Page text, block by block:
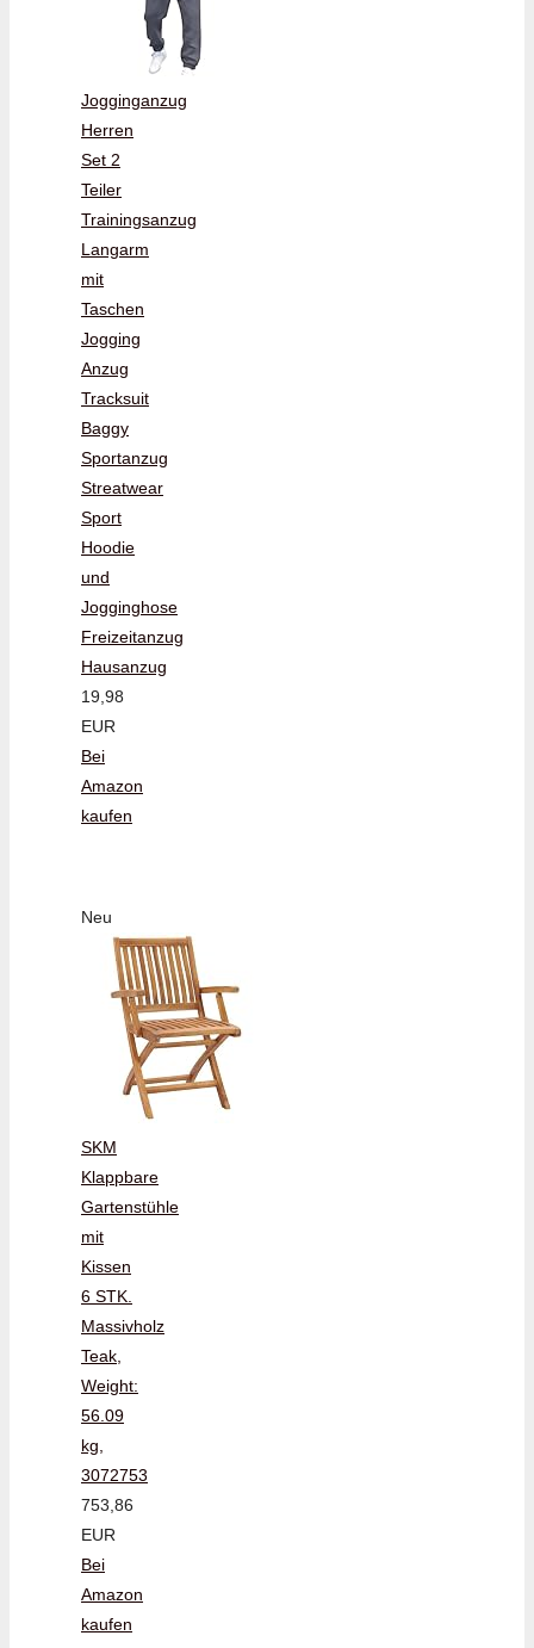
Jogginganzug
Herren
Set 2
Teiler
Trainingsanzug
Langarm
mit
Taschen
Jogging
Anzug
Tracksuit
Baggy
Sportanzug
Streatwear
Sport
Hoodie
und
Jogginghose
Freizeitanzug
Hausanzug
19,98
EUR
Bei
Amazon
kaufen
Neu
SKM
Klappbare
Gartenstühle
mit
Kissen
6 STK.
Massivholz
Teak,
Weight:
56.09
kg,
3072753
753,86
EUR
Bei
Amazon
kaufen